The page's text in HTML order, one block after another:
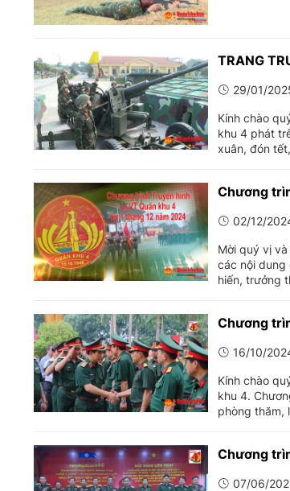
TRANG
29/01/
Kính chào
khu 4 phát
xuân, đón
Chương
02/12/
Mời quý vị
các nội dung
hiến, trưởng
Chương
16/10/
Kính chào
khu 4.
phòng thăm,
Chương
07/06/